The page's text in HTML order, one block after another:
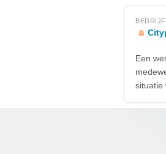
BEDRIJF
Een
situatie